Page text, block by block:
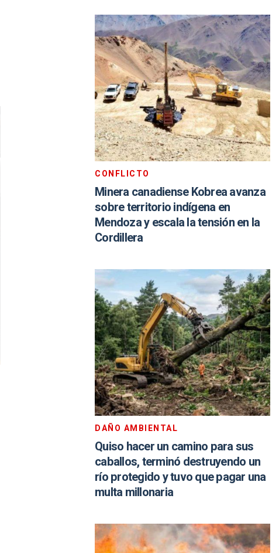
CONFLICTO
Minera canadiense Kobrea avanza
sobre territorio indígena en
Mendoza y escala la tensión en la
Cordillera
DAÑO AMBIENTAL
Quiso hacer un camino para sus
caballos, terminó destruyendo un
río protegido y tuvo que pagar una
multa millonaria